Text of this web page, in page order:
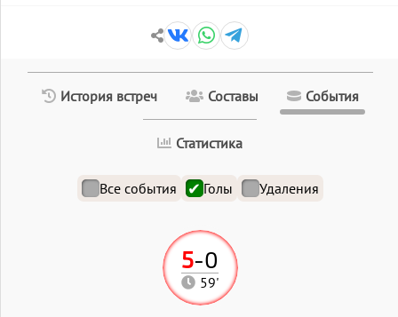
История встреч Составы События
Статистика
Все события Голы Удаления
5-0
59'